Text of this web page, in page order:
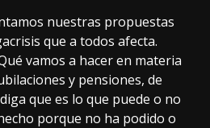
nuestras propuestas
que a todos afecta.
vamos a hacer en materia
y pensiones, de
que es lo que puede o no
porque no ha podido o